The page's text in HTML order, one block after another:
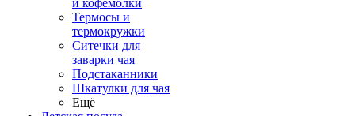
и кофемолки
Термосы и
термокружки
Ситечки для
заварки чая
Подстаканники
Шкатулки для чая
Ещё